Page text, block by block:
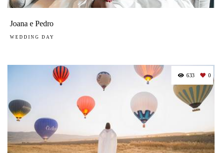
Joana e Pedro
WEDDING DAY
633 0